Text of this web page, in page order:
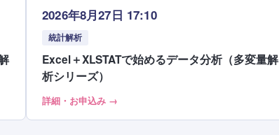
2026年8月27日 17:10
統計解析
Excel＋XLSTATで始めるデータ分析（多変量解
析シリーズ）
詳細・お申込み →